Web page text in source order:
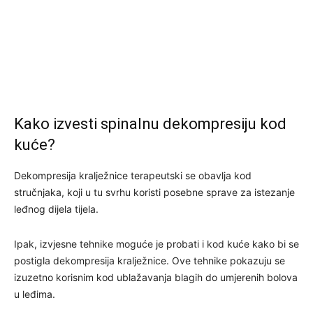
Kako izvesti spinalnu dekompresiju kod
kuće?
Dekompresija kralježnice terapeutski se obavlja kod
stručnjaka, koji u tu svrhu koristi posebne sprave za istezanje
leđnog dijela tijela.
Ipak, izvjesne tehnike moguće je probati i kod kuće kako bi se
postigla dekompresija kralježnice. Ove tehnike pokazuju se
izuzetno korisnim kod ublažavanja blagih do umjerenih bolova
u leđima.